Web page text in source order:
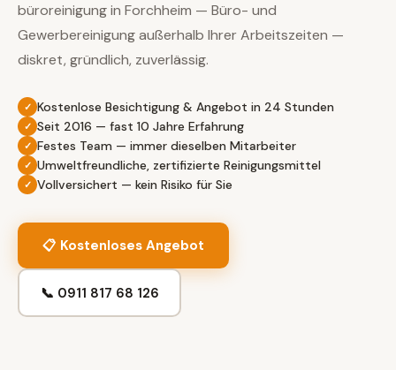
büroreinigung in Forchheim — Büro- und
Gewerbereinigung außerhalb Ihrer Arbeitszeiten —
diskret, gründlich, zuverlässig.
Kostenlose Besichtigung & Angebot in 24 Stunden
Seit 2016 — fast 10 Jahre Erfahrung
Festes Team — immer dieselben Mitarbeiter
Umweltfreundliche, zertifizierte Reinigungsmittel
Vollversichert — kein Risiko für Sie
📋 Kostenloses Angebot
📞 0911 817 68 126